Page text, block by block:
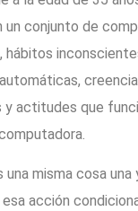
un conjunto de
hábitos
actitudes que
una misma cosa
acción